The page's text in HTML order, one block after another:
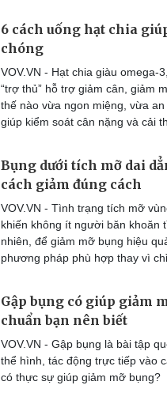
6 cách uống hạt chia
chóng
VOV.VN - Hạt chia giàu omega-
“trợ thủ” hỗ trợ giảm cân, giảm
thế nào vừa ngon miệng, vừa
giúp kiểm soát cân nặng và cải
Bụng dưới tích mỡ dai
cách giảm đúng cách
VOV.VN - Tình trạng tích mỡ
khiến không ít người băn khoăn
nhiên, để giảm mỡ bụng hiệu
phương pháp phù hợp thay vì
Gập bụng có giúp giảm
chuẩn bạn nên biết
VOV.VN - Gập bụng là bài tập
thể hình, tác động trực tiếp vào
có thực sự giúp giảm mỡ bụng?